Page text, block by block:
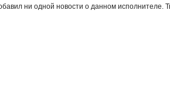
ни одной новости о данном